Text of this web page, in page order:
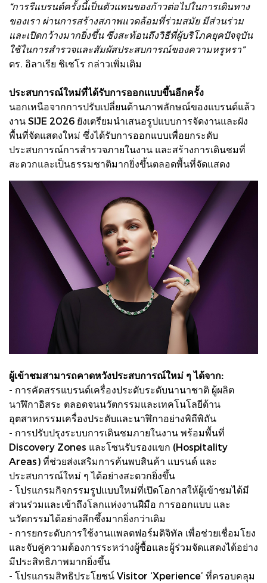
“การรีแบรนด์ครั้งนี้เป็นตัวแทนของก้าวต่อไปในการเดินทาง
ของเรา ผ่านการสร้างสภาพแวดล้อมที่ร่วมสมัย มีส่วนร่วม
และเปิดกว้างมากยิ่งขึ้น ซึ่งสะท้อนถึงวิธีที่ผู้บริโภคยุคปัจจุบัน
ใช้ในการสำรวจและสัมผัสประสบการณ์ของความหรูหรา”
ดร. อิลาเรีย ชิเชโร กล่าวเพิ่มเติม
ประสบการณ์ใหม่ที่ได้รับการออกแบบขึ้นอีกครั้ง
นอกเหนือจากการปรับเปลี่ยนด้านภาพลักษณ์ของแบรนด์แล้ว
งาน SIJE 2026 ยังเตรียมนำเสนอรูปแบบการจัดงานและผัง
พื้นที่จัดแสดงใหม่ ซึ่งได้รับการออกแบบเพื่อยกระดับ
ประสบการณ์การสำรวจภายในงาน และสร้างการเดินชมที่
สะดวกและเป็นธรรมชาติมากยิ่งขึ้นตลอดพื้นที่จัดแสดง
ผู้เข้าชมสามารถคาดหวังประสบการณ์ใหม่ ๆ ได้จาก:
- การคัดสรรแบรนด์เครื่องประดับระดับนานาชาติ ผู้ผลิต
นาฬิกาอิสระ ตลอดจนนวัตกรรมและเทคโนโลยีด้าน
อุตสาหกรรมเครื่องประดับและนาฬิกาอย่างพิถีพิถัน
- การปรับปรุงระบบการเดินชมภายในงาน พร้อมพื้นที่
Discovery Zones และโซนรับรองแขก (Hospitality
Areas) ที่ช่วยส่งเสริมการค้นพบสินค้า แบรนด์ และ
ประสบการณ์ใหม่ ๆ ได้อย่างสะดวกยิ่งขึ้น
- โปรแกรมกิจกรรมรูปแบบใหม่ที่เปิดโอกาสให้ผู้เข้าชมได้มี
ส่วนร่วมและเข้าถึงโลกแห่งงานฝีมือ การออกแบบ และ
นวัตกรรมได้อย่างลึกซึ้งมากยิ่งกว่าเดิม
- การยกระดับการใช้งานแพลตฟอร์มดิจิทัล เพื่อช่วยเชื่อมโยง
และจับคู่ความต้องการระหว่างผู้ซื้อและผู้ร่วมจัดแสดงได้อย่าง
มีประสิทธิภาพมากยิ่งขึ้น
- โปรแกรมสิทธิประโยชน์ Visitor ‘Xperience’ ที่ครอบคลุม